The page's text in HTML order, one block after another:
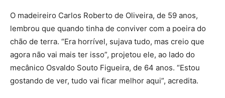
O madeireiro Carlos Roberto de Oliveira, de 59 anos,
lembrou que quando tinha de conviver com a poeira do
chão de terra. “Era horrível, sujava tudo, mas creio que
agora não vai mais ter isso”, projetou ele, ao lado do
mecânico Osvaldo Souto Figueira, de 64 anos. “Estou
gostando de ver, tudo vai ficar melhor aqui”, acredita.